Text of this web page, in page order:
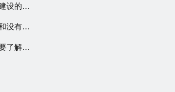
如何做网站才能提高网站建设的用户体验度
选择响应式网站建设优点和没有任何效果原因
人工智能网页设计：您需要了解的一切